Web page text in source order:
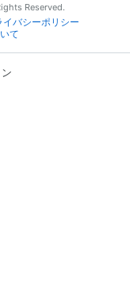
Reserved.
イバシーポリシー
て